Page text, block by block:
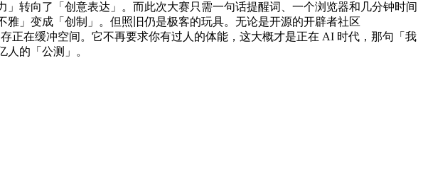
转向了「创意表达」。而此次大赛只需一句话提醒词、一个浏览器和几分钟时间
」变成「创制」。但照旧仍是极客的玩具。无论是开源的开辟者社区
正在缓冲空间。它不再要求你有过人的体能，这大概才是正在 AI 时代，那句「我
的「公测」。